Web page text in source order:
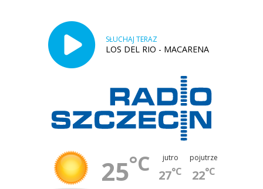
SŁUCHAJ TERAZ
LOS DEL RIO - MACARENA
25°C jutro
27°C
pojutrze
22°C